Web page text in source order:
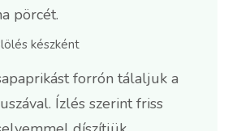
pörcét.
készként
forrón tálaljuk a
Ízlés szerint friss